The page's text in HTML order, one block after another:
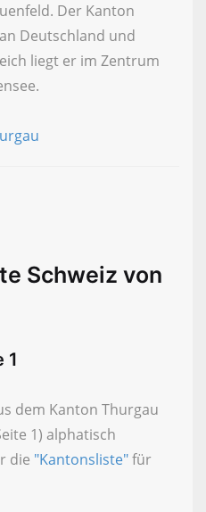
Der Kanton
Deutschland und
liegt er im Zentrum
Schweiz von
1
dem Kanton Thurgau
1) alphatisch
die "Kantonsliste"für